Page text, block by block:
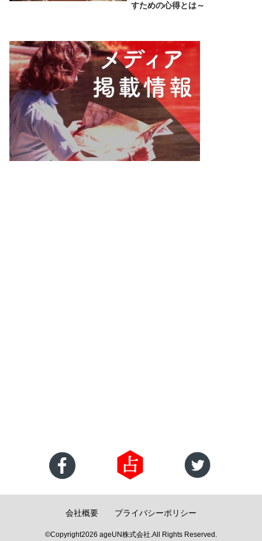
すための心得とは～
会社概要 プライバシーポリシー
©Copyright2026 ageUN株式会社 .All Rights Reserved.